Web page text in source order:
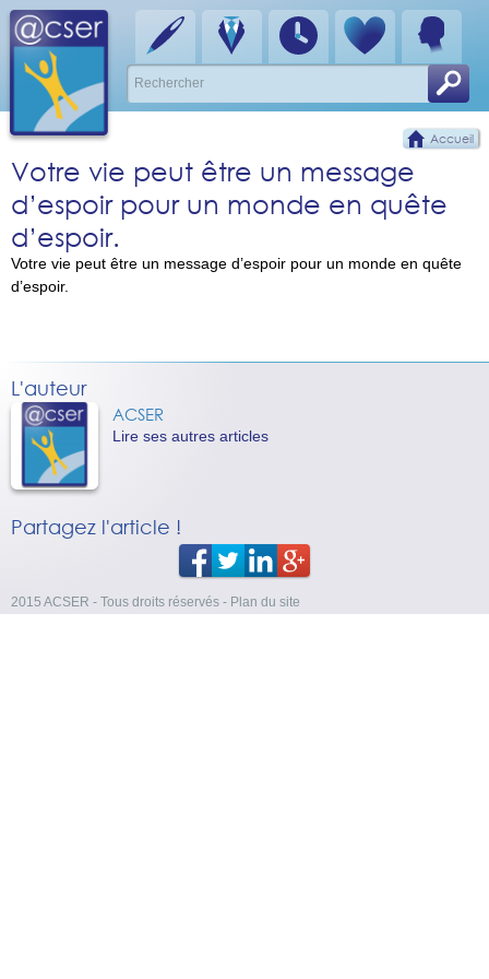
Accueil
Votre vie peut être un message
d’espoir pour un monde en quête
d’espoir.
Votre vie peut être un message d’espoir pour un monde en quête
d’espoir.
L'auteur
ACSER
Lire ses autres articles
Partagez l'article !
2015 ACSER - Tous droits réservés - Plan du site